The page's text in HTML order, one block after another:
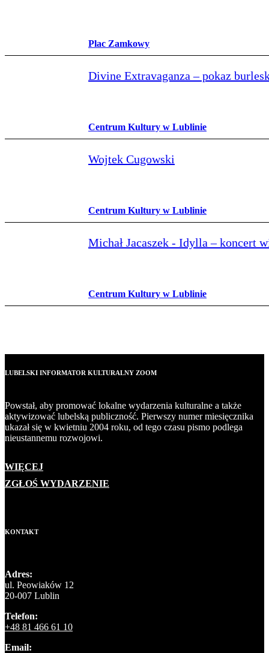
Plac Zamkowy
Divine Extravaganza – pokaz
Centrum Kultury w Lublinie
Wojtek Cugowski
Centrum Kultury w Lublinie
Michał Jacaszek - Idylla – koncert
Centrum Kultury w Lublinie
LUBELSKI INFORMATOR KULTURALNY ZOOM
Powstał, aby promować lokalne wydarzenia kulturalne a także
aktywizować lubelską publiczność. Pierwszy numer miesięcznika
ukazał się w kwietniu 2004 roku, od tego czasu pismo podlega
nieustannemu rozwojowi.
WIĘCEJ
ZGŁOŚ WYDARZENIE
KONTAKT
Adres:
ul. Peowiaków 12
20-007 Lublin
Telefon:
+48 81 466 61 10
Email: